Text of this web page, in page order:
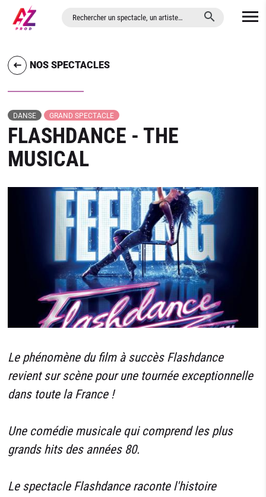
NOS SPECTACLES
DANSE GRAND SPECTACLE
FLASHDANCE - THE
MUSICAL
Le phénomène du film à succès Flashdance
revient sur scène pour une tournée exceptionnelle
dans toute la France !
Une comédie musicale qui comprend les plus
grands hits des années 80.
Le spectacle Flashdance raconte l'histoire